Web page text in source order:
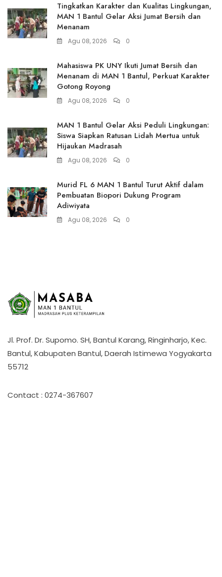
Tingkatkan Karakter dan Kualitas Lingkungan,
MAN 1 Bantul Gelar Aksi Jumat Bersih dan
Menanam
Agu 08, 2026 0
Mahasiswa PK UNY Ikuti Jumat Bersih dan
Menanam di MAN 1 Bantul, Perkuat Karakter
Gotong Royong
Agu 08, 2026 0
MAN 1 Bantul Gelar Aksi Peduli Lingkungan:
Siswa Siapkan Ratusan Lidah Mertua untuk
Hijaukan Madrasah
Agu 08, 2026 0
Murid FL 6 MAN 1 Bantul Turut Aktif dalam
Pembuatan Biopori Dukung Program
Adiwiyata
Agu 08, 2026 0
Jl. Prof. Dr. Supomo. SH, Bantul Karang, Ringinharjo, Kec.
Bantul, Kabupaten Bantul, Daerah Istimewa Yogyakarta
55712
Contact : 0274-367607